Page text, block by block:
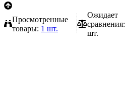
Просмотренные
товары: 1 шт.
Ожидает
сравнения:
шт.